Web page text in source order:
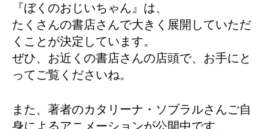
『ぼくのおじいちゃん』は、
たくさんの書店さんで大きく展開していただ
くことが決定しています。
ぜひ、お近くの書店さんの店頭で、お手にと
ってご覧くださいね。
また、著者のカタリーナ・ソブラルさんご自
身によるアニメーションが公開中です。